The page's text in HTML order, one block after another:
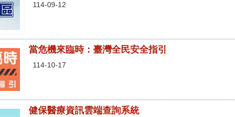
114-09-12
當危機來臨時：臺灣全民安全指引
114-10-17
健保醫療資訊雲端查詢系統